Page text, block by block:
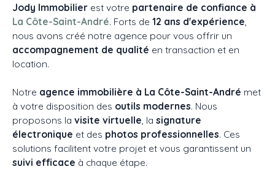
Jody Immobilier est votre partenaire de confiance à
La Côte-Saint-André. Forts de 12 ans d'expérience
nous avons créé notre agence pour vous offrir un
accompagnement de qualité en transaction et en
location.
Notre agence immobilière à La Côte-Saint-André met
à votre disposition des outils modernes. Nous
proposons la visite virtuelle , la signature
électronique et des photos professionnelles. Ces
solutions facilitent votre projet et vous garantissent un
suivi efficace à chaque étape.